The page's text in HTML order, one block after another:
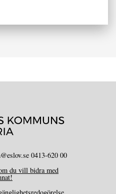
0413-620 00
du vill bidra med